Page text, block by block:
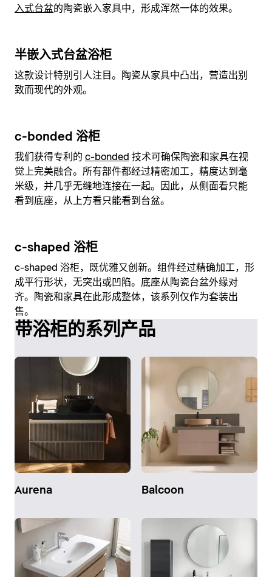
入式台盆的陶瓷嵌入家具中，形成浑然一体的效果。
半嵌入式台盆浴柜
这款设计特别引人注目。陶瓷从家具中凸出，营造出别
致而现代的外观。
c-bonded 浴柜
我们获得专利的 c-bonded 技术可确保陶瓷和家具在视
觉上完美融合。所有部件都经过精密加工，精度达到毫
米级，并几乎无缝地连接在一起。因此，从侧面看只能
看到底座，从上方看只能看到台盆。
c-shaped 浴柜
c-shaped 浴柜，既优雅又创新。组件经过精确加工，形
成平行形状，无突出或凹陷。底座从陶瓷台盆外缘对
齐。陶瓷和家具在此形成整体，该系列仅作为套装出
售。
带浴柜的系列产品
Aurena Balcoon